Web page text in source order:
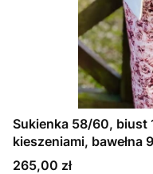
Sukienka 58/60, biust
kieszeniami, bawełna
idealny na większy
Cena
265,00 zł